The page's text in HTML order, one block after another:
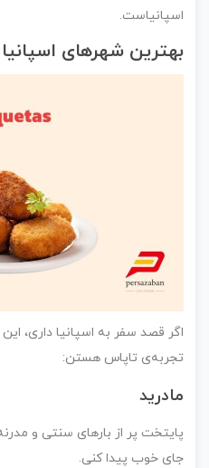
اسپانیاست.
بهترین شهرهای
اگر قصد سفر به اسپانیا داری،
تجربه‌ی تاپاس هستن:
مادرید
پایتخت پر از بارهای سنتی و
جای خوب پیدا کنی.